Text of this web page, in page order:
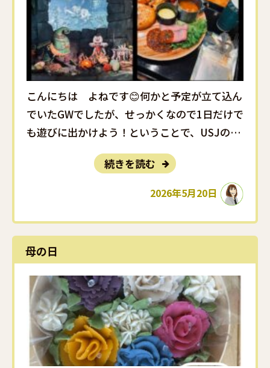
こんにちは よねです😊何かと予定が立て込ん
でいたGWでしたが、せっかくなので1日だけで
も遊びに出かけよう！ということで、USJの
『名探偵コナン・ザ・エスケープ ～ハイウェ
イへの序幕』に行ってきました🚗💨GWという
こともあってか、入場時からすごい人で長蛇の
列😲コナンは夕方のチケットを購入していたの
で、･･･
続きを読む
2026年5月20日
母の日